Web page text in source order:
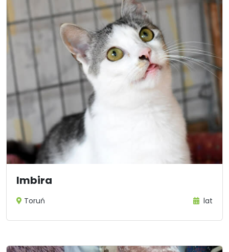
Imbira
Toruń lat